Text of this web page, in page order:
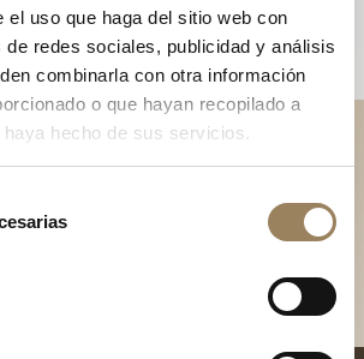
el uso que haga del sitio web con
de redes sociales, publicidad y análisis
combinarla con otra información
o que hayan recopilado a
hecho de sus servicios.
nuestras
en boutique